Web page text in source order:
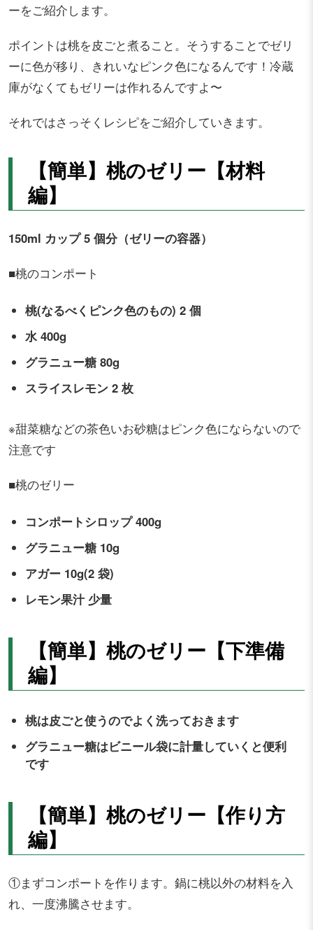
ーをご紹介します。
ポイントは桃を皮ごと煮ること。そうすることでゼリ
ーに色が移り、きれいなピンク色になるんです！冷蔵
庫がなくてもゼリーは作れるんですよ〜
それではさっそくレシピをご紹介していきます。
【簡単】桃のゼリー【材料
編】
150ml カップ 5 個分（ゼリーの容器）
■桃のコンポート
桃(なるべくピンク色のもの) 2 個
水 400g
グラニュー糖 80g
スライスレモン 2 枚
※甜菜糖などの茶色いお砂糖はピンク色にならないので
注意です
■桃のゼリー
コンポートシロップ 400g
グラニュー糖 10g
アガー 10g(2 袋)
レモン果汁 少量
【簡単】桃のゼリー【下準備
編】
桃は皮ごと使うのでよく洗っておきます
グラニュー糖はビニール袋に計量していくと便利
です
【簡単】桃のゼリー【作り方
編】
①まずコンポートを作ります。鍋に桃以外の材料を入
れ、一度沸騰させます。